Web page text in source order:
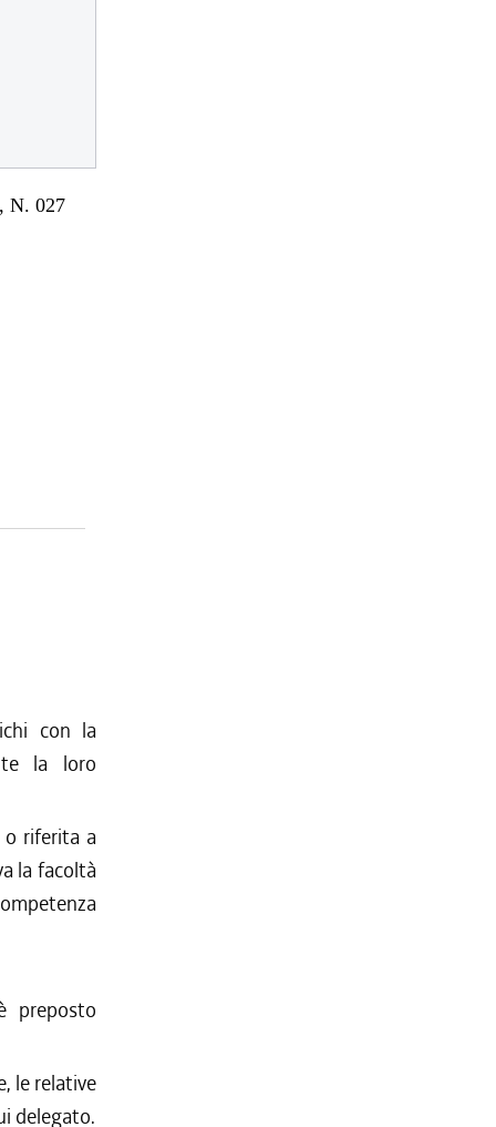
N. 027
con la
la loro
o riferita a
la facoltà
preposto
le relative
delegato.